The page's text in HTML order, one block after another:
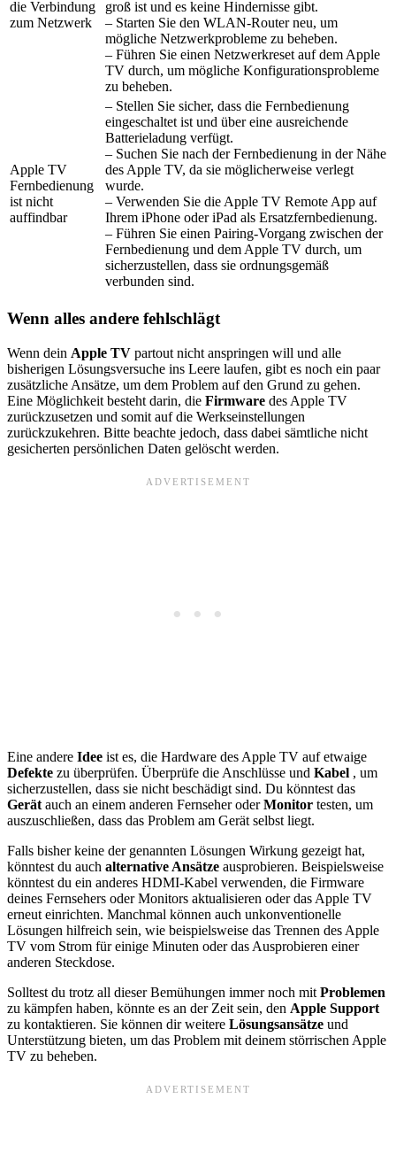
die Verbindung
zum Netzwerk
groß ist und es keine Hindernisse gibt.
– Starten Sie den WLAN-Router neu, um
mögliche Netzwerkprobleme zu beheben.
– Führen Sie einen Netzwerkreset auf dem Apple
TV durch, um mögliche Konfigurationsprobleme
zu beheben.
Apple TV
Fernbedienung
ist nicht
auffindbar
– Stellen Sie sicher, dass die Fernbedienung
eingeschaltet ist und über eine ausreichende
Batterieladung verfügt.
– Suchen Sie nach der Fernbedienung in der Nähe
des Apple TV, da sie möglicherweise verlegt
wurde.
– Verwenden Sie die Apple TV Remote App auf
Ihrem iPhone oder iPad als Ersatzfernbedienung.
– Führen Sie einen Pairing-Vorgang zwischen der
Fernbedienung und dem Apple TV durch, um
sicherzustellen, dass sie ordnungsgemäß
verbunden sind.
Wenn alles andere fehlschlägt
Wenn dein Apple TV partout nicht anspringen will und alle
bisherigen Lösungsversuche ins Leere laufen, gibt es noch ein paar
zusätzliche Ansätze, um dem Problem auf den Grund zu gehen.
Eine Möglichkeit besteht darin, die Firmware des Apple TV
zurückzusetzen und somit auf die Werkseinstellungen
zurückzukehren. Bitte beachte jedoch, dass dabei sämtliche nicht
gesicherten persönlichen Daten gelöscht werden.
Eine andere Idee ist es, die Hardware des Apple TV auf etwaige
Defekte zu überprüfen. Überprüfe die Anschlüsse und Kabel , um
sicherzustellen, dass sie nicht beschädigt sind. Du könntest das
Gerät auch an einem anderen Fernseher oderMonitor testen, um
auszuschließen, dass das Problem am Gerät selbst liegt.
Falls bisher keine der genannten Lösungen Wirkung gezeigt hat,
könntest du auch alternative Ansätze ausprobieren. Beispielsweise
könntest du ein anderes HDMI-Kabel verwenden, die Firmware
deines Fernsehers oder Monitors aktualisieren oder das Apple TV
erneut einrichten. Manchmal können auch unkonventionelle
Lösungen hilfreich sein, wie beispielsweise das Trennen des Apple
TV vom Strom für einige Minuten oder das Ausprobieren einer
anderen Steckdose.
Solltest du trotz all dieser Bemühungen immer noch mit Problemen
zu kämpfen haben, könnte es an der Zeit sein, den Apple Support
zu kontaktieren. Sie können dir weitere Lösungsansätze und
Unterstützung bieten, um das Problem mit deinem störrischen Apple
TV zu beheben.